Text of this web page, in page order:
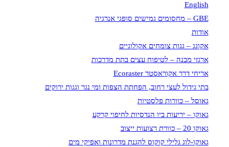
English
GBE – מחסומים גמישים סופגי אנרגיה
אודות
אקוגג – גגות צומחים אקולוגיים
ארגזי מבנה – לטיפוח עצים בתת מדרכות
אריחי דרך אקוראסטר Ecoraster
בתי גידול לעצי רחוב, הפחתת הצפות ומי נגר וגגות ירוקים
גאוסל – כוורות פלסטיות
גאוקו – יריעות ביו הנדסיות לחיפוי קרקע
גאוקו 20 – כוורת רצועות ייצוב
גאוקו-לוג גלילי קוקוס להגנת מדרונות ואפיקי מים